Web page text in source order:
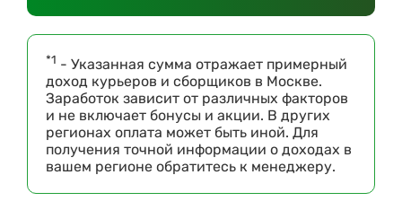
*1 - Указанная сумма отражает примерный
доход курьеров и сборщиков в Москве.
Заработок зависит от различных факторов
и не включает бонусы и акции. В других
регионах оплата может быть иной. Для
получения точной информации о доходах в
вашем регионе обратитесь к менеджеру.